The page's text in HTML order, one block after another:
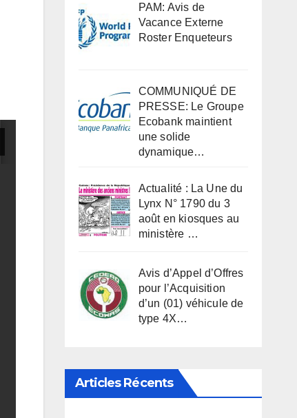
PAM: Avis de
Vacance Externe
Roster Enqueteurs
COMMUNIQUÉ DE
PRESSE: Le Groupe
Ecobank maintient
une solide
dynamique…
Actualité : La Une du
Lynx N° 1790 du 3
août en kiosques au
ministère …
Avis d’Appel d’Offres
pour l’Acquisition
d’un (01) véhicule de
type 4X…
Articles Récents